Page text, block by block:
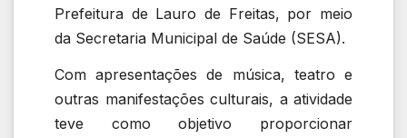
Prefeitura de Lauro de Freitas, por meio
da Secretaria Municipal de Saúde (SESA).
Com apresentações de música, teatro e
outras manifestações culturais, a atividade
teve como objetivo proporcionar